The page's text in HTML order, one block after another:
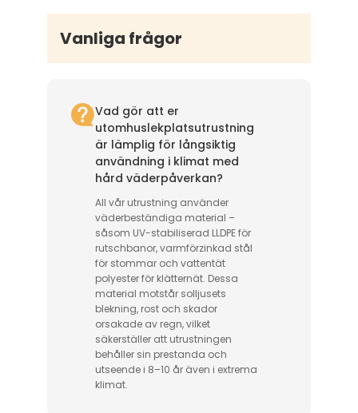
Vanliga frågor
Vad gör att er
utomhuslekplatsutrustning
är lämplig för långsiktig
användning i klimat med
hård väderpåverkan?
All vår utrustning använder
väderbeständiga material –
såsom UV-stabiliserad LLDPE för
rutschbanor, varmförzinkad stål
för stommar och vattentät
polyester för klätternät. Dessa
material motstår solljusets
blekning, rost och skador
orsakade av regn, vilket
säkerställer att utrustningen
behåller sin prestanda och
utseende i 8–10 år även i extrema
klimat.